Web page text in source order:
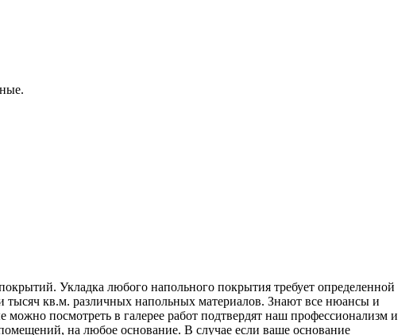
Укладка любого напольного покрытия требует определенной
тысяч кв.м. различных напольных материалов. Знают все нюансы и
посмотреть в галерее работ подтвердят наш профессионализм и
на любое основание. В случае если ваше основание